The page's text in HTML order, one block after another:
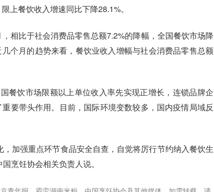
上餐饮收入增速同比下降28.1%。
相比于社会消费品零售总额7.2%的降幅，全国餐饮市场降
个月的趋势来看，餐饮业收入增幅与社会消费品零售总额
餐饮市场限额以上单位收入率先实现正增长，连锁品牌企
要带头作用。目前，国际环境变数较多，国内疫情局域反
加强重点环节食品安全自查，自觉将厉行节约纳入餐饮生
烹饪协会相关负责人说。